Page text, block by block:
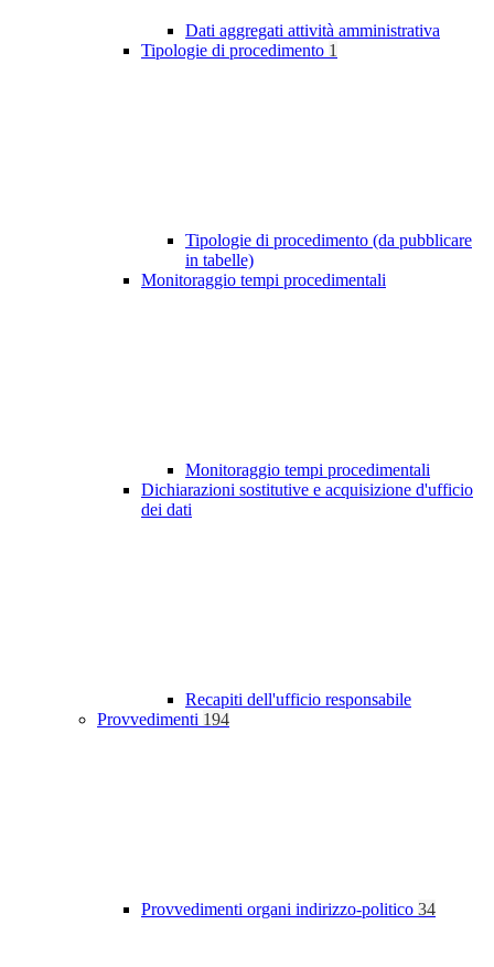
Dati aggregati attività amministrativa
Tipologie di procedimento 1
Tipologie di procedimento (da pubblicare
in tabelle)
Monitoraggio tempi procedimentali
Monitoraggio tempi procedimentali
Dichiarazioni sostitutive e acquisizione d'ufficio
dei dati
Recapiti dell'ufficio responsabile
Provvedimenti 194
Provvedimenti organi indirizzo-politico 34